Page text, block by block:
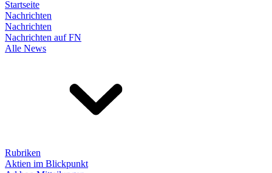
Startseite
Nachrichten
Nachrichten
Nachrichten auf FN
Alle News
Rubriken
Aktien im Blickpunkt